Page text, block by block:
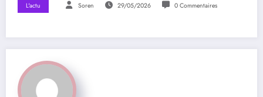
L'actu Soren 29/05/2026 0 Commentaires